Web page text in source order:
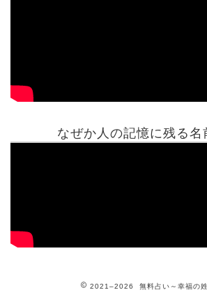
なぜか人の記憶に残る名
2021–2026 無料占い～幸福の